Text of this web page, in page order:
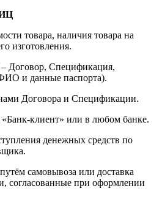
товара, наличия товара на
изготовления.
Договор, Спецификация,
и данные паспорта).
Договора и Спецификации.
«Банк-клиент» или в любом банке.
денежных средств по
самовывоза или доставка
согласованные при оформлении